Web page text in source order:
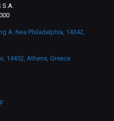
S.A.
A, Nea Philadelphia, 14342,
14452, Athens, Greece